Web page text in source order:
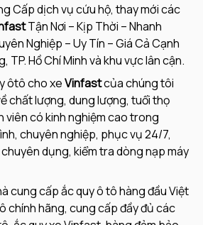
Cấp dịch vụ cứu hộ, thay mới các
Tận Nơi – Kịp Thời – Nhanh
Nghiệp – Uy Tín – Giá Cả Cạnh
TP. Hồ Chí Minh và khu vực lân cận.
ôtô cho xeVinfastcủa chúng tôi
chất lượng, dung lượng, tuổi thọ
viên có kinh nghiệm cao trong
chuyên nghiệp, phục vụ 24/7,
dụng, kiểm tra dòng nạp máy
cung cấp ắc quy ô tô hàng đầu Việt
chính hãng, cung cấp đầy đủ các